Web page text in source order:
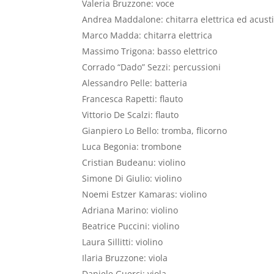
Valeria Bruzzone: voce
Andrea Maddalone: chitarra elettrica ed
Marco Madda: chitarra elettrica
Massimo Trigona: basso elettrico
Corrado “Dado” Sezzi: percussioni
Alessandro Pelle: batteria
Francesca Rapetti: flauto
Vittorio De Scalzi: flauto
Gianpiero Lo Bello: tromba, flicorno
Luca Begonia: trombone
Cristian Budeanu: violino
Simone Di Giulio: violino
Noemi Estzer Kamaras: violino
Adriana Marino: violino
Beatrice Puccini: violino
Laura Sillitti: violino
Ilaria Bruzzone: viola